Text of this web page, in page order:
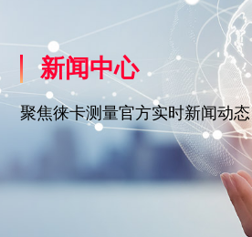
新闻中心
聚焦徕卡测量官方实时新闻动态